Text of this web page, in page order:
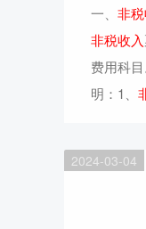
一、 非
非税收入
费用科
明：1、
2024-03-04